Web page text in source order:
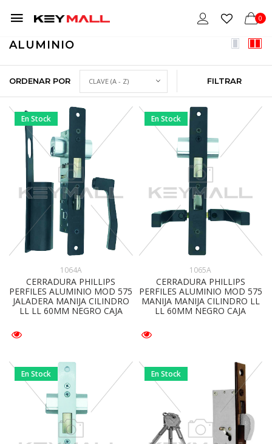
0
ALUMINIO
ORDENAR POR FILTRAR
En Stock
1064A
CERRADURA PHILLIPS
PERFILES ALUMINIO MOD 575
JALADERA MANIJA CILINDRO
LL LL 60MM NEGRO CAJA
En Stock
1065A
CERRADURA PHILLIPS
PERFILES ALUMINIO MOD 575
MANIJA MANIJA CILINDRO LL
LL 60MM NEGRO CAJA
En Stock En Stock